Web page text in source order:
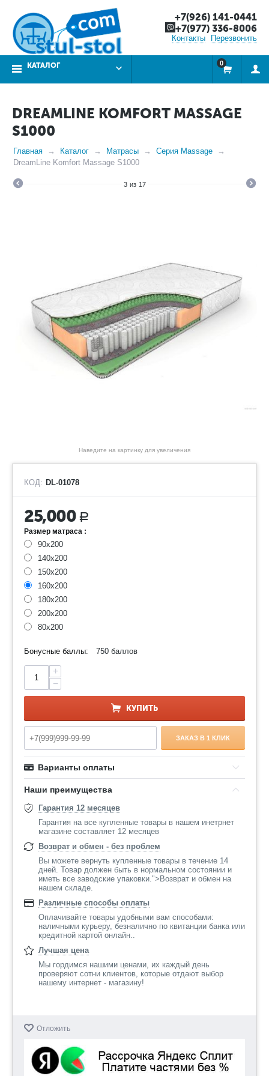
+7(926) 141-0441
+7(977) 336-8006
Контакты Перезвонить
КАТАЛОГ 0
DREAMLINE KOMFORT MASSAGE
S1000
Главная Каталог Матрасы
Серия Massage
DreamLine Komfort Massage S1000
3 из 17
Наведите на картинку для увеличения
КОД: DL-01078
25,000 Р
Размер матраса :
90x200
140x200
150x200
160x200
180x200
200x200
80x200
Бонусные баллы: 750 баллов
+
−
КУПИТЬ
ЗАКАЗ В 1 КЛИК
Варианты оплаты
Наши преимущества
Гарантия 12 месяцев
Гарантия на все купленные товары в нашем инетрнет
магазине составляет 12 месяцев
Возврат и обмен - без проблем
Вы можете вернуть купленные товары в течение 14
дней. Товар должен быть в нормальном состоянии и
иметь все заводские упаковки.">Возврат и обмен на
нашем складе.
Различные способы оплаты
Оплачивайте товары удобными вам способами:
наличными курьеру, безналично по квитанции банка или
кредитной картой онлайн..
Лучшая цена
Мы гордимся нашими ценами, их каждый день
проверяют сотни клиентов, которые отдают выбор
нашему интернет - магазину!
Отложить